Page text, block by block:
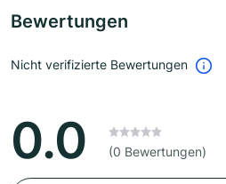
Bewertungen
Nicht verifizierte Bewertungen
0.0 (0 Bewertungen)